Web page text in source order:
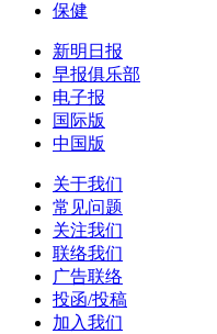
保健
新明日报
早报俱乐部
电子报
国际版
中国版
关于我们
常见问题
关注我们
联络我们
广告联络
投函/投稿
加入我们